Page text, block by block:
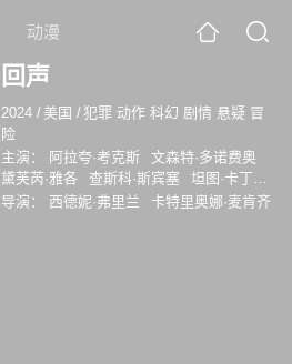
动漫
回声
2024 / 美国 /犯罪 动作 科幻 剧情 悬疑 冒
险
主演：
阿拉夸·考克斯
文森特·多诺费奥
黛芙芮·雅各
查斯科·斯宾塞
坦图·卡丁诺
格雷厄姆·格林
科迪·莱特宁
查理·考克斯
导演： 西德妮·弗里兰 卡特里奥娜·麦肯齐